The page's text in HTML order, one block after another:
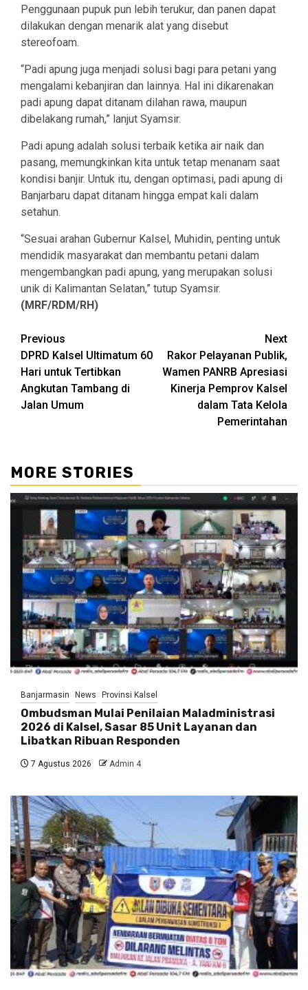
Penggunaan pupuk pun lebih terukur, dan panen dapat
dilakukan dengan menarik alat yang disebut
stereofoam.
“Padi apung juga menjadi solusi bagi para petani yang
mengalami kebanjiran dan lainnya. Hal ini dikarenakan
padi apung dapat ditanam dilahan rawa, maupun
dibelakang rumah,” lanjut Syamsir.
Padi apung adalah solusi terbaik ketika air naik dan
pasang, memungkinkan kita untuk tetap menanam saat
kondisi banjir. Untuk itu, dengan optimasi, padi apung di
Banjarbaru dapat ditanam hingga empat kali dalam
setahun.
“Sesuai arahan Gubernur Kalsel, Muhidin, penting untuk
mendidik masyarakat dan membantu petani dalam
mengembangkan padi apung, yang merupakan solusi
unik di Kalimantan Selatan,” tutup Syamsir.
(MRF/RDM/RH)
Continue
Reading
Previous
DPRD Kalsel Ultimatum 60
Hari untuk Tertibkan
Angkutan Tambang di
Jalan Umum
Next
Rakor Pelayanan Publik,
Wamen PANRB Apresiasi
Kinerja Pemprov Kalsel
dalam Tata Kelola
Pemerintahan
MORE STORIES
Banjarmasin News Provinsi Kalsel
Ombudsman Mulai Penilaian Maladministrasi
2026 di Kalsel, Sasar 85 Unit Layanan dan
Libatkan Ribuan Responden
7 Agustus 2026 Admin 4